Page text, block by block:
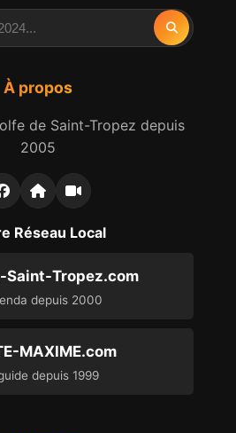
À propos
de Saint-Tropez depuis
2005
Réseau Local
Saint-Tropez.com
depuis 2000
MAXIME.com
depuis 1999